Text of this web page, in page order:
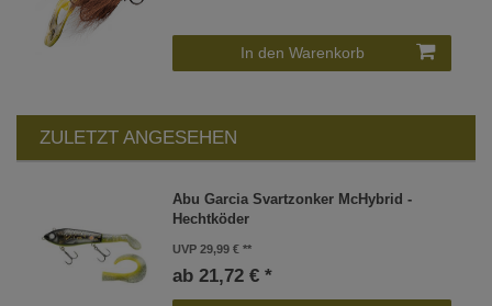
In den Warenkorb
ZULETZT ANGESEHEN
Abu Garcia Svartzonker McHybrid -
Hechtköder
UVP 29,99 €
ab 21,72 € *